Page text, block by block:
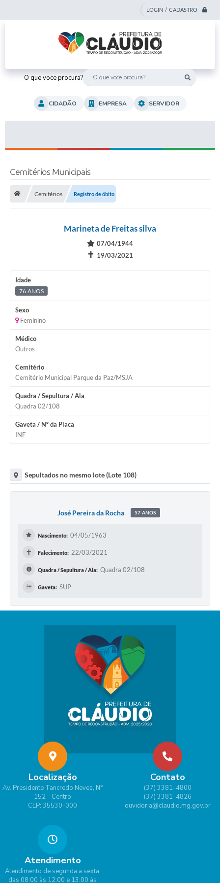
LOGIN / CADASTRO
O que voce procura?
CIDADÃO EMPRESA SERVIDOR
Cemitérios Municipais
Cemitérios Registro de óbito
Marineta de Freitas silva
07/04/1944
✝ 19/03/2021
Idade
76 ANOS
Sexo
Feminino
Médico
Outros
Cemitério
Cemitério Municipal Parque da Paz/MSJA
Quadra / Sepultura / Ala
Quadra 02/108
Gaveta / Nº da Placa
INF
Sepultados no mesmo lote (Lote 108)
José Pereira da Rocha 57 ANOS
Nascimento: 04/05/1963
✝ Falecimento: 22/03/2021
Quadra / Sepultura / Ala: Quadra 02/108
Gaveta: SUP
Localização
Av. Presidente Tancredo Neves, N°
152 - Centro
CEP: 35530-000
Contato
(37) 3381-4800
(37) 3381-4826
ouvidoria@claudio.mg.gov.br
Atendimento
Atendimento de segunda a sexta,
das 08:00 às 12:00 e 13:00 às